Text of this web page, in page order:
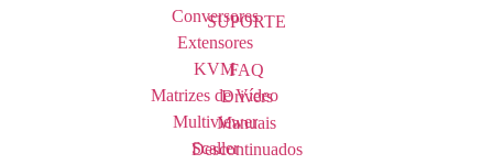
Conversores
Extensores
KVM
Matrizes de Vídeo
Multiviewer
Scaller
SUPORTE
FAQ
Drivers
Manuais
Descontinuados